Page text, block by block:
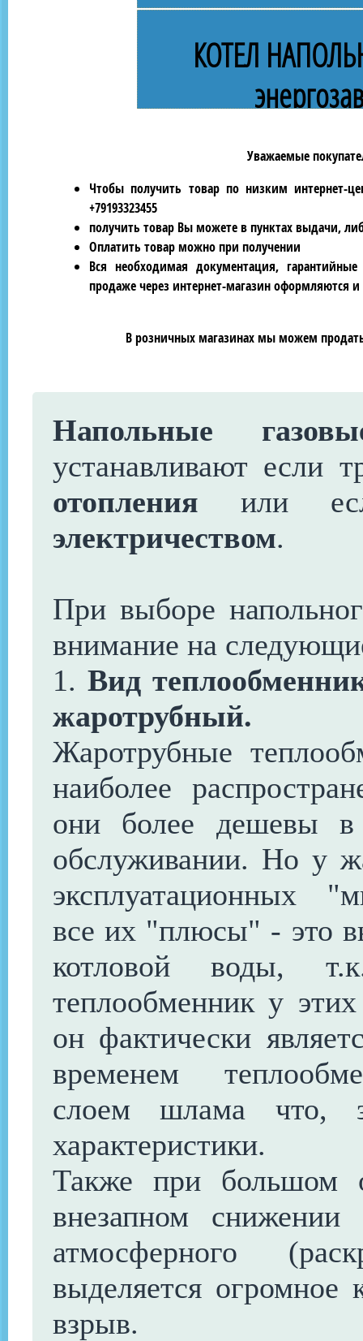
КОТЕЛ
Уважаемые
Чтобы получить товар по низким интернет-
+79193323455
получить товар Вы можете в пунктах выдачи,
Оплатить товар можно при получении
Вся необходимая документация,
продаже через интернет-магазин оформляются
В розничных магазинах мы можем
Напольные
устанавливают если
отопления или
электричеством.
При выборе
внимание на
1. Вид
жаротрубный.
Жаротрубные
наиболее
они более дешевы в
обслуживании. Но у
эксплуатационных
все их "плюсы" - это
котловой воды,
теплообменник у
он фактически
временем
слоем шлама что,
характеристики.
Также при большом
внезапном
атмосферного
выделяется огромное
взрыв.